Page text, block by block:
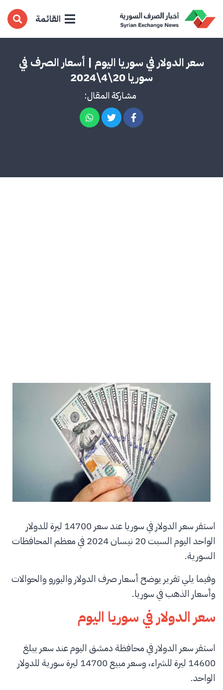
القائمة
سعر الدولار في سوريا اليوم | أسعار الصرف في
سوريا 20\4\2024
مشاركة المقال:
استقر سعر الدولار في سوريا عند سعر 14700 ليرة للدولار
الواحد اليوم السبت 20 نيسان 2024 في معظم المحافظات
السورية.
وفيما يلي تقرير يوضح أسعار صرف الدولار واليورو والحوالات
وأسعار الذهب في سوريا.
سعر الدولار في سوريا اليوم
استقر سعر الدولار في محافظة دمشق اليوم عند سعر يبلغ
14600 ليرة للشراء، وسعر مبيع 14700 ليرة سورية للدولار
الواحد.